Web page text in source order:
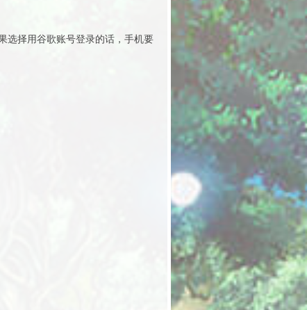
选择用谷歌账号登录的话，手机要